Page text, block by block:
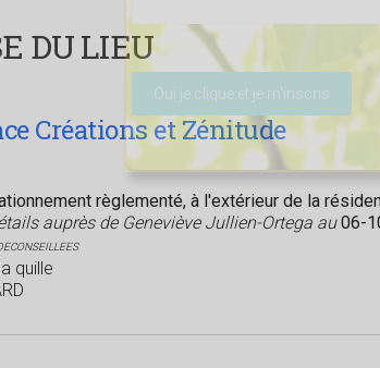
DU LIEU
Créations et Zénitude
règlementé, à l'extérieur de la
auprès de Geneviève Jullien-Ortega au06-
quille
Veuillez laisser ce champ vide.